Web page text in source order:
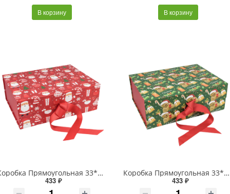
В корзину
В корзину
Коробка Прямоугольная 33*25*12 складная на магнитах "Новый год"-3023 1/32
433 ₽
Коробка Прямоугольная 33*25*12 складная на магнитах "Новый год"-3086 1/32
433 ₽